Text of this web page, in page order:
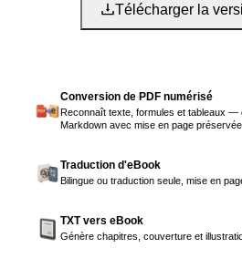
Télécharger la
Conversion de PDF numérisé
Reconnaît texte, formules et tableaux —
Markdown avec mise en page préservée
Traduction d'eBook
Bilingue ou traduction seule, mise en
TXT vers eBook
Génère chapitres, couverture et